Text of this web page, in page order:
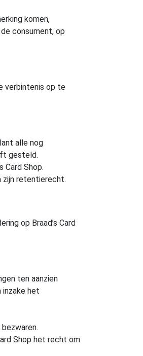
komen,
consument, op
verbintenis op te
alle nog
gesteld.
Card Shop.
zijn retentierecht.
op Braad’s Card
ten aanzien
inzake het
Shop het recht om